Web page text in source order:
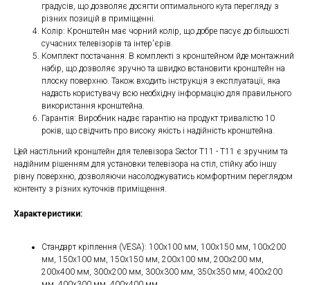
градусів, що дозволяє досягти оптимального кута перегляду з
різних позицій в приміщенні.
Колір: Кронштейн має чорний колір, що добре пасує до більшості
сучасних телевізорів та інтер'єрів.
Комплект постачання: В комплекті з кронштейном йде монтажний
набір, що дозволяє зручно та швидко встановити кронштейн на
плоску поверхню. Також входить інструкція з експлуатації, яка
надасть користувачу всю необхідну інформацію для правильного
використання кронштейна.
Гарантія: Виробник надає гарантію на продукт тривалістю 10
років, що свідчить про високу якість і надійність кронштейна.
Цей настільний кронштейн для телевізора Sector T11 - Т11 є зручним та
надійним рішенням для установки телевізора на стіл, стійку або іншу
рівну поверхню, дозволяючи насолоджуватись комфортним переглядом
контенту з різних куточків приміщення.
Характеристики:
Стандарт кріплення (VESA): 100x100 мм, 100x150 мм, 100x200
мм, 150x100 мм, 150x150 мм, 200x100 мм, 200x200 мм,
200x400 мм, 300x200 мм, 300x300 мм, 350x350 мм, 400x200